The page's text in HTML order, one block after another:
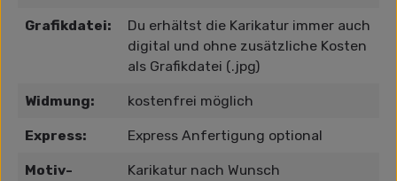
Grafikdatei:
Du erhältst die Karikatur immer auch
digital und ohne zusätzliche Kosten
als Grafikdatei (.jpg)
Widmung: kostenfrei möglich
Express: Express Anfertigung optional
Motiv-
Karikatur nach Wunsch